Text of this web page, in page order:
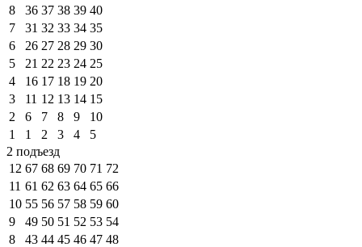
8
36 37 38 39 40
7
31 32 33 34 35
6
26 27 28 29 30
5
21 22 23 24 25
4
16 17 18 19 20
3
11 12 13 14 15
2
6 7 8 9
10
1
1 2 3 4
5
2 подъезд
12 67 68 69 70 71 72
11 61 62 63 64 65 66
10 55 56 57 58 59 60
9
49 50 51 52 53 54
8
43 44 45 46 47 48